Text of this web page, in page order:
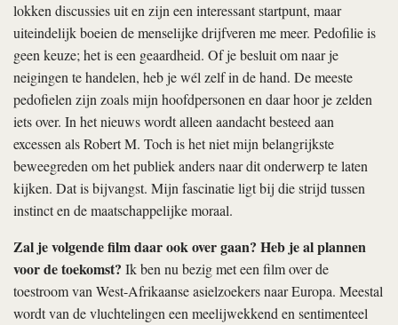
lokken discussies uit en zijn een interessant startpunt, maar
uiteindelijk boeien de menselijke drijfveren me meer. Pedofilie is
geen keuze; het is een geaardheid. Of je besluit om naar je
neigingen te handelen, heb je wél zelf in de hand. De meeste
pedofielen zijn zoals mijn hoofdpersonen en daar hoor je zelden
iets over. In het nieuws wordt alleen aandacht besteed aan
excessen als Robert M. Toch is het niet mijn belangrijkste
beweegreden om het publiek anders naar dit onderwerp te laten
kijken. Dat is bijvangst. Mijn fascinatie ligt bij die strijd tussen
instinct en de maatschappelijke moraal.
Zal je volgende film daar ook over gaan? Heb je al plannen
voor de toekomst? Ik ben nu bezig met een film over de
toestroom van West-Afrikaanse asielzoekers naar Europa. Meestal
wordt van de vluchtelingen een meelijwekkend en sentimenteel